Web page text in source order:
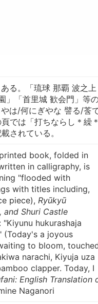
る。「琉球 那覇 波之上
」「首里城 歓会門」等
は/何にぎやな 譬る/莟
では「打ちならし＊繰
されている。
book, folded in
in calligraphy, is
"flooded with
with titles including,
piece), Ryūkyū
and Shuri Castle
hukurashaja
(Today's a joyous
to bloom,
narachi, Kiyuja uza
clapper. Today, I
English Translation
Naganori